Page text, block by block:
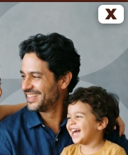
X
Preta - 350Ml - Com